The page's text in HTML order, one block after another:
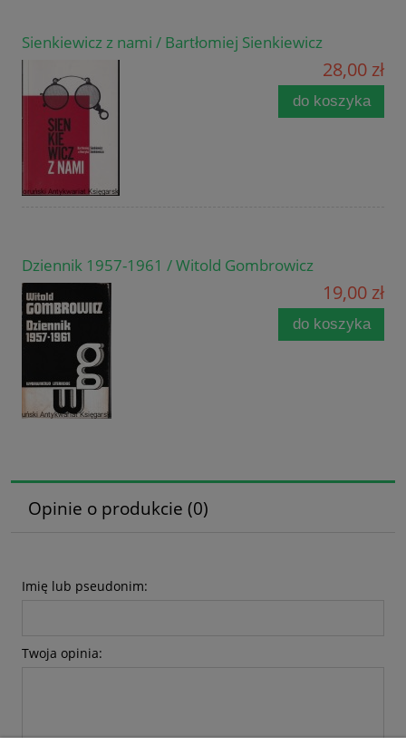
Sienkiewicz z nami / Bartłomiej Sienkiewicz
28,00 zł
do koszyka
Dziennik 1957-1961 / Witold Gombrowicz
19,00 zł
do koszyka
Opinie o produkcie (0)
Imię lub pseudonim:
Twoja opinia: